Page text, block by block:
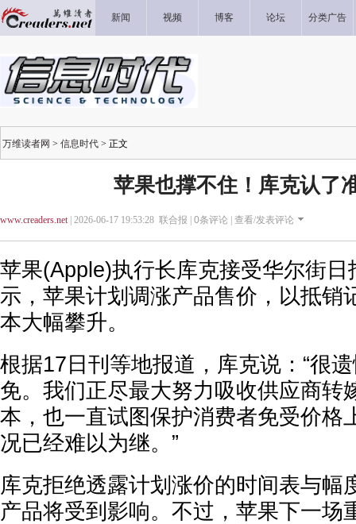
新闻 视频 博客 论坛 分类广告
万维读者网 > 信息时代 > 正文
苹果也撑不住！库克认了
www.creaders.net| 2026-06-17 19:53:28 联合报 | 0条评论 | 查看/发表评论
苹果(Apple)执行长库克接受华尔街日
示，苹果计划调涨产品售价，以抵销
本大幅攀升。
根据17日刊等地报道，库克说：“很
免。我们正尽最大努力吸收供应商转
本，也一直试图保护消费者免受价格
况已经难以为继。”
库克拒绝透露计划涨价的时间表与幅
产品将受到影响。不过，苹果下一场